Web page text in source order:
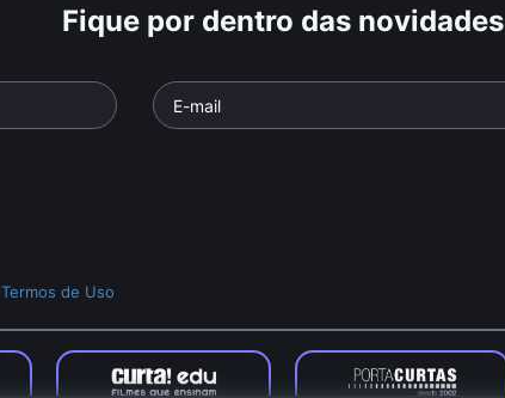
Fique por dentro das novidades
|Termos de Uso